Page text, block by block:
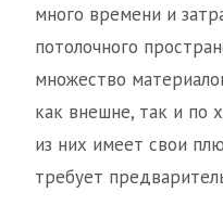
много времени и
потолочного
множество
как внешне, так и по
из них имеет свои
требует